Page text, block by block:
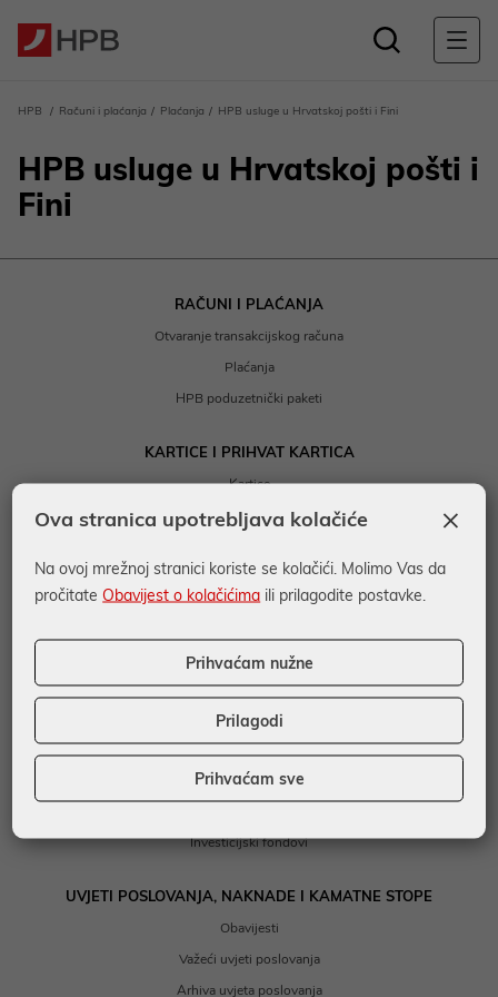
HPB Računi i plaćanja Plaćanja HPB usluge u Hrvatskoj pošti i Fini
HPB usluge u Hrvatskoj pošti i
Fini
RAČUNI I PLAĆANJA
Otvaranje transakcijskog računa
Plaćanja
HPB poduzetnički paketi
KARTICE I PRIHVAT KARTICA
Kartice
Prihvat kartica
FINANCIRANJE
Kratkoročno financiranje
Posebni kreditni programi
Garancije i akreditivi
EU Desk
DEPOZITI I ULAGANJA
Investicijski fondovi
UVJETI POSLOVANJA, NAKNADE I KAMATNE STOPE
Obavijesti
Važeći uvjeti poslovanja
Arhiva uvjeta poslovanja
×
Ova stranica upotrebljava kolačiće
Na ovoj mrežnoj stranici koriste se kolačići. Molimo Vas da
pročitateObavijest o kolačićima ili prilagodite postavke.
Prihvaćam nužne
Prilagodi
Prihvaćam sve